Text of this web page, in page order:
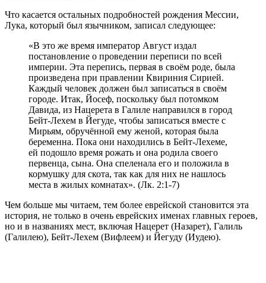
Что касается остальных подробностей рождения Мессии,
Лука, который был язычником, записал следующее:
«В это же время император Август издал
постановление о проведении переписи по всей
империи. Эта перепись, первая в своём роде, была
произведена при правлении Квириния Сирией.
Каждый человек должен был записаться в своём
городе. Итак, Йосеф, поскольку был потомком
Давида, из Нацерета в Галиле направился в город
Бейт-Лехем в Йегуде, чтобы записаться вместе с
Мирьям, обручённой ему женой, которая была
беременна. Пока они находились в Бейт-Лехеме,
ей подошло время рожать и она родила своего
первенца, сына. Она спеленала его и положила в
кормушку для скота, так как для них не нашлось
места в жилых комнатах». (Лк. 2:1-7)
Чем больше мы читаем, тем более еврейской становится эта
история, не только в очень еврейских именах главных героев,
но и в названиях мест, включая Нацерет (Назарет), Галиль
(Галилею), Бейт-Лехем (Вифлеем) и Йегуду (Иудею).